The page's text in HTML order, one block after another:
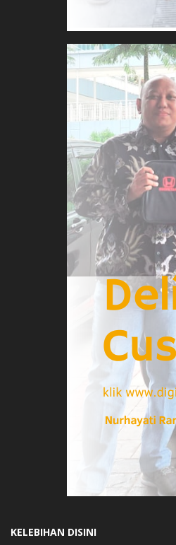
KELEBIHAN DISINI